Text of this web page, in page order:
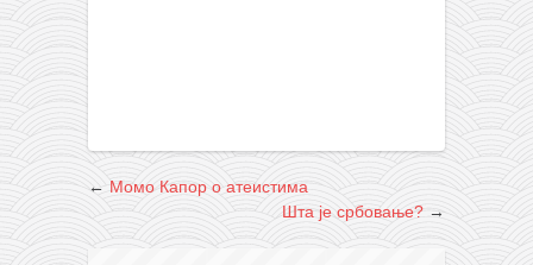
бесплатна е-књига
термини тренинга
моја прича
← Момо Капор о атеистима
Шта је србовање? →